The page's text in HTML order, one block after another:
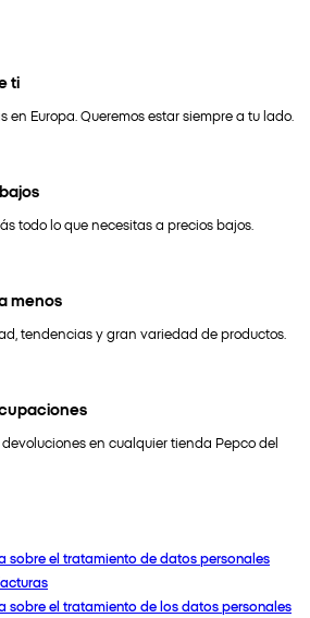
ti
en Europa. Queremos estar siempre a tu lado.
todo lo que necesitas a precios bajos.
menos
tendencias y gran variedad de productos.
en cualquier tienda Pepco del
sobre el tratamiento de datos personales
sobre el tratamiento de los datos personales